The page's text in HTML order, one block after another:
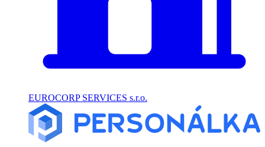
EUROCORP SERVICES s.r.o.